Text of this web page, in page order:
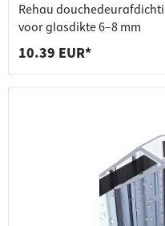
Rehau
voor glasdikte 6–8 mm
10.39 EUR*